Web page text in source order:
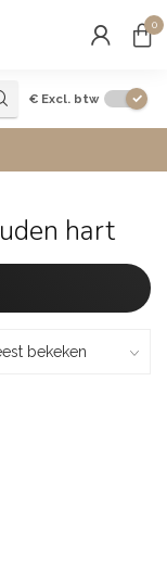
0
€ Excl. btw
hart